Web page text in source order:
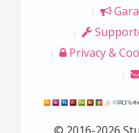
Privacy &